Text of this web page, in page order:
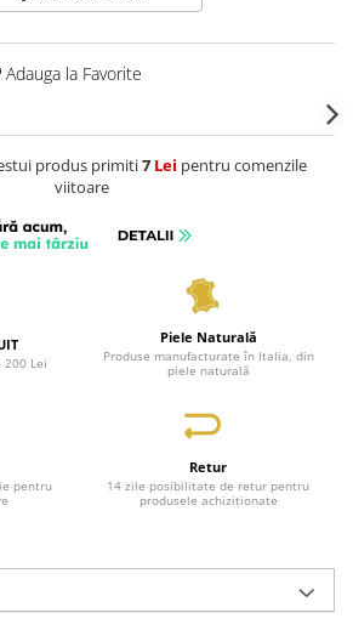
Adauga la Favorite
produs primiti7 Lei pentru comenzile
viitoare
200 Lei
Piele Naturală
Produse manufacturate în Italia, din
piele naturală
pentru
Retur
14 zile posibilitate de retur pentru
produsele achiziționate